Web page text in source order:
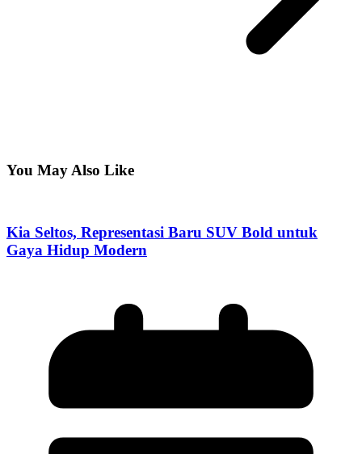
You May Also Like
Kia Seltos, Representasi Baru SUV Bold untuk
Gaya Hidup Modern